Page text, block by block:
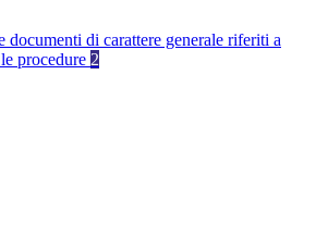
documenti di carattere generale riferiti a
procedure 2